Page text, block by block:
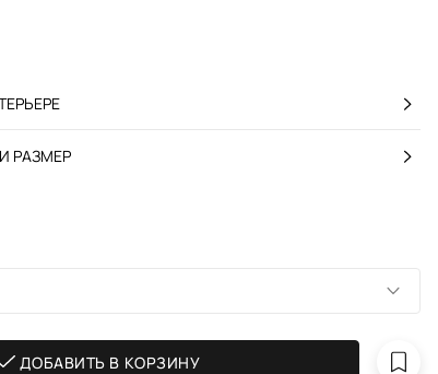
РАЗМЕР
ДОБАВИТЬ В КОРЗИНУ